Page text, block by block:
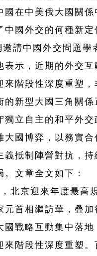
國在中美俄大國關係
中國外交的何種新定
請中國外交問題學
表示，近期的外交互
來階段性深度重塑，
的新型大國三角關係
獨立自主的和平外交
大國博弈，以務實合
義抵制陣營對抗，持
文章全文如下：
北京迎來年度最高
元首相繼訪華，叠加
國戰略互動集中落地
來階段性深度重塑。